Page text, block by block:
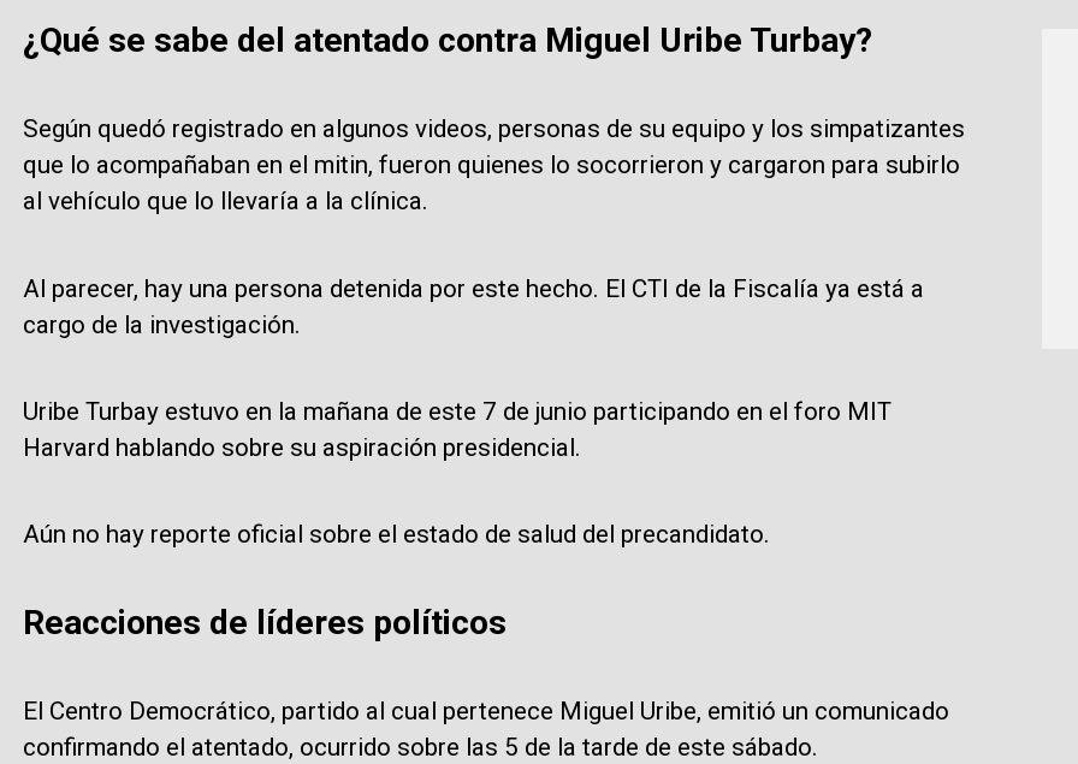
¿Qué se sabe del atentado contra Miguel Uribe Turbay?
Según quedó registrado en algunos videos, personas de su equipo y los simpatizantes
que lo acompañaban en el mitin, fueron quienes lo socorrieron y cargaron para subirlo
al vehículo que lo llevaría a la clínica.
Al parecer, hay una persona detenida por este hecho. El CTI de la Fiscalía ya está a
cargo de la investigación.
Uribe Turbay estuvo en la mañana de este 7 de junio participando en el foro MIT
Harvard hablando sobre su aspiración presidencial.
Aún no hay reporte oficial sobre el estado de salud del precandidato.
Reacciones de líderes políticos
El Centro Democrático, partido al cual pertenece Miguel Uribe, emitió un comunicado
confirmando el atentado, ocurrido sobre las 5 de la tarde de este sábado.